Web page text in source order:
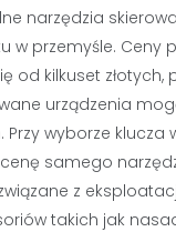
narzędzia
w przemyśle. Ceny
od kilkuset
urządzenia
Przy wyborze klucza
samego
z
takich jak